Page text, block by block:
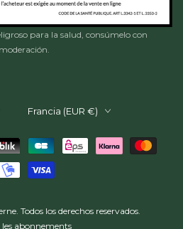
para la salud, consúmelo con
moderación.
. Todos los derechos reservados.
les abonnements
Francia (EUR €)